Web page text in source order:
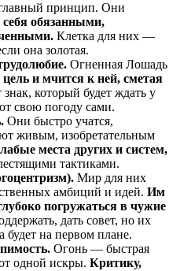
принцип. Они
себя обязанными,
Клетка для них —
она золотая.
Огненная Лошадь
цель и мчится к ней, сметая
знак, который будет ждать у
свою погоду сами.
Они быстро учатся,
живым, изобретательным
места других и систем,
тактиками.
Мир для них
амбиций и идей. Им
погружаться в чужие
дать совет, но их
будет на первом плане.
Огонь — быстрая
одной искры. Критику,